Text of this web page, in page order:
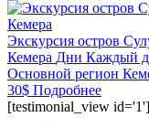
Экскурсия остров
Кемера Дни Каждый
Основной регион
30$ Подробнее
[testimonial_view